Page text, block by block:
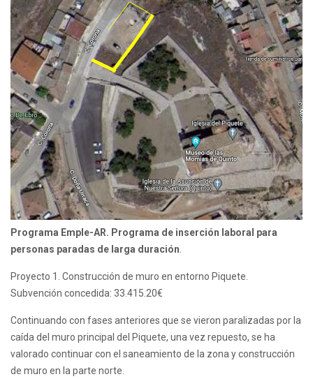
Programa Emple-AR. Programa de inserción laboral para
personas paradas de larga duración.
Proyecto 1. Construcción de muro en entorno Piquete.
Subvención concedida: 33.415.20€
Continuando con fases anteriores que se vieron paralizadas por la
caída del muro principal del Piquete, una vez repuesto, se ha
valorado continuar con el saneamiento de la zona y construcción
de muro en la parte norte.